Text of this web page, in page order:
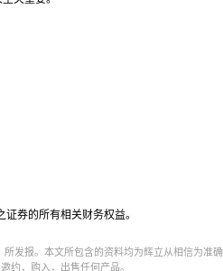
券的所有相关财务权益。
发报。本文所包含的资料均为辉立从相信为准
约，购入，出售任何产品。